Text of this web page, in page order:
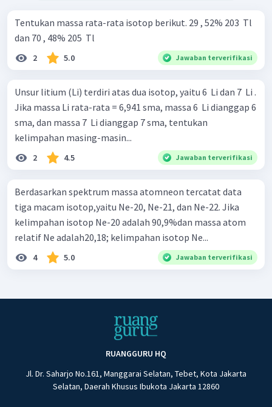
Tentukan massa rata-rata isotop berikut. 29 , 52% 203 ​ Tl
dan 70 , 48% 205 ​ Tl
2 5.0 Jawaban terverifikasi
Unsur litium (Li) terdiri atas dua isotop, yaitu 6 ​ Li dan 7 ​ Li .
Jika massa Li rata-rata = 6,941 sma, massa 6 ​ Li dianggap 6
sma, dan massa 7 ​ Li dianggap 7 sma, tentukan
kelimpahan masing-masin...
2 4.5 Jawaban terverifikasi
Berdasarkan spektrum massa atomneon tercatat data
tiga macam isotop,yaitu Ne-20, Ne-21, dan Ne-22. Jika
kelimpahan isotop Ne-20 adalah 90,9%dan massa atom
relatif Ne adalah20,18; kelimpahan isotop Ne...
4 5.0 Jawaban terverifikasi
RUANGGURU HQ
Jl. Dr. Saharjo No.161, Manggarai Selatan, Tebet, Kota Jakarta
Selatan, Daerah Khusus Ibukota Jakarta 12860